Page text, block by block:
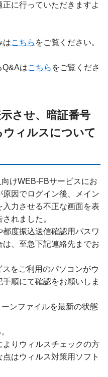
に行っていただきますよ
はこちら をご覧ください。
はこちら をご覧くださ
させ、暗証番号
ィルスについて
けWEB-FBサービスにお
因でログイン後、メイン
力させる不正な画面を表
れました。
度振込送信確認用パスワ
、至急下記連絡先までお
をご利用のパソコンがウ
順にて確認をお願いしま
ンファイルを最新の状態
りウィルスチェックの方
はウィルス対策用ソフト